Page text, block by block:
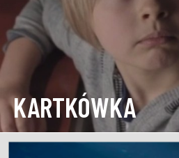
KARTKÓWKA